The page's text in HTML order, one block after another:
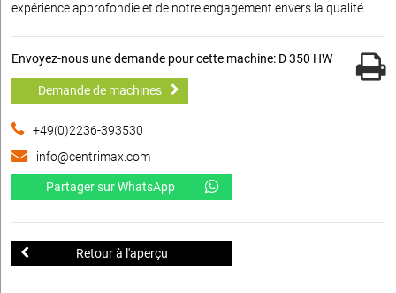
expérience approfondie et de notre engagement envers la qualité.
Envoyez-nous une demande pour cette machine: D 350 HW
Demande de machines
+49(0)2236-393530
info@centrimax.com
Partager sur WhatsApp
Retour à l'aperçu